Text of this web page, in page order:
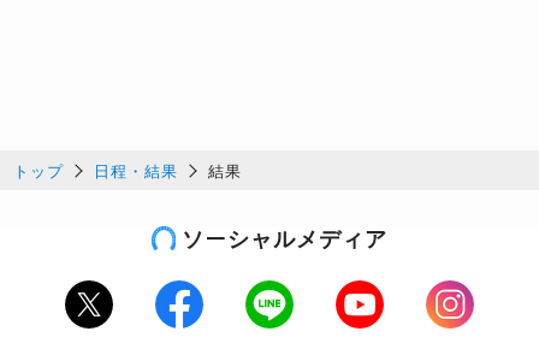
トップ 日程・結果 結果
ソーシャルメディア
Twitter Facebook LINE Youtube
Instagram